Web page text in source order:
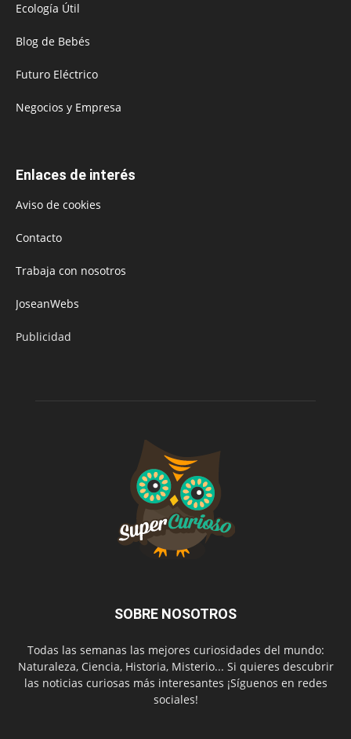
Ecología Útil
Blog de Bebés
Futuro Eléctrico
Negocios y Empresa
Enlaces de interés
Aviso de cookies
Contacto
Trabaja con nosotros
JoseanWebs
Publicidad
SOBRE NOSOTROS
Todas las semanas las mejores curiosidades del mundo:
Naturaleza, Ciencia, Historia, Misterio... Si quieres descubrir
las noticias curiosas más interesantes ¡Síguenos en redes
sociales!